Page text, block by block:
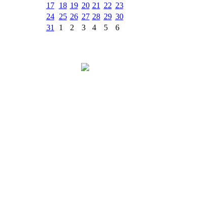
17
18 19 20 21 22 23
24
25 26 27 28 29 30
31
1 2 3 4 5 6